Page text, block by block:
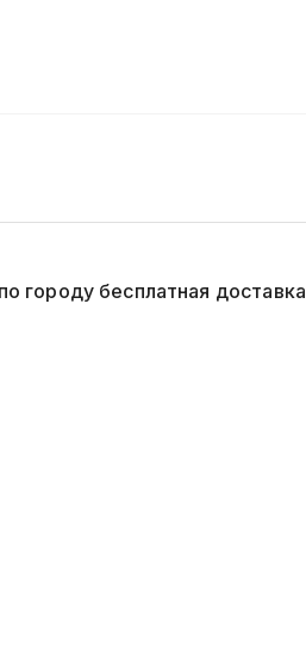
городу бесплатная доставка